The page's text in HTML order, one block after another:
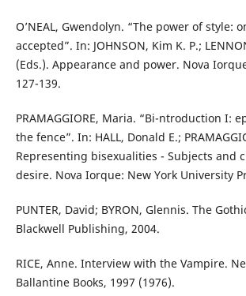
O’NEAL, Gwendolyn. “The power of style:
accepted”. In: JOHNSON, Kim K. P.;
(Eds.). Appearance and power. Nova
127-139.
PRAMAGGIORE, Maria. “Bi-ntroduction I:
the fence”. In: HALL, Donald E.;
Representing bisexualities - Subjects and
desire. Nova Iorque: New York University
PUNTER, David; BYRON, Glennis. The
Blackwell Publishing, 2004.
RICE, Anne. Interview with the Vampire.
Ballantine Books, 1997 (1976).